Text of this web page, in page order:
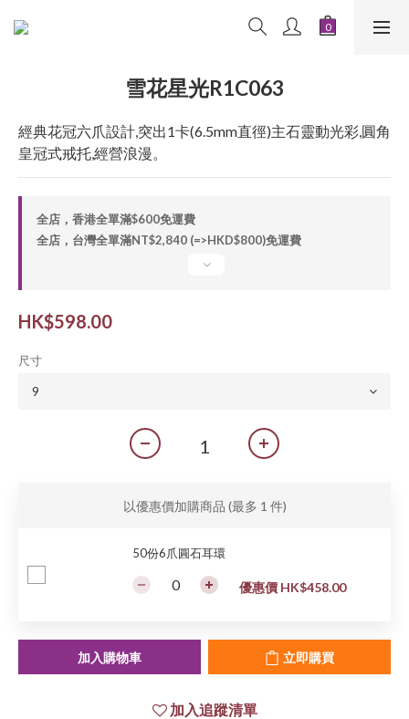
雪花星光R1C063
經典花冠六爪設計,突出1卡(6.5mm直徑)主石靈動光彩,圓角
皇冠式戒托,經營浪漫。
全店，香港全單滿$600免運費
全店，台灣全單滿NT$2,840 (=>HKD$800)免運費
HK$598.00
尺寸
以優惠價加購商品 (最多 1 件)
50份6爪圓石耳環
優惠價 HK$458.00
加入購物車 立即購買
加入追蹤清單